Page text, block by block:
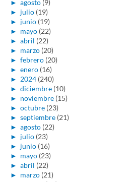
► agosto (9)
► julio (19)
► junio (19)
► mayo (22)
► abril (22)
► marzo (20)
► febrero (20)
► enero (16)
► 2024 (240)
► diciembre (10)
► noviembre (15)
► octubre (23)
► septiembre (21)
► agosto (22)
► julio (23)
► junio (16)
► mayo (23)
► abril (22)
► marzo (21)